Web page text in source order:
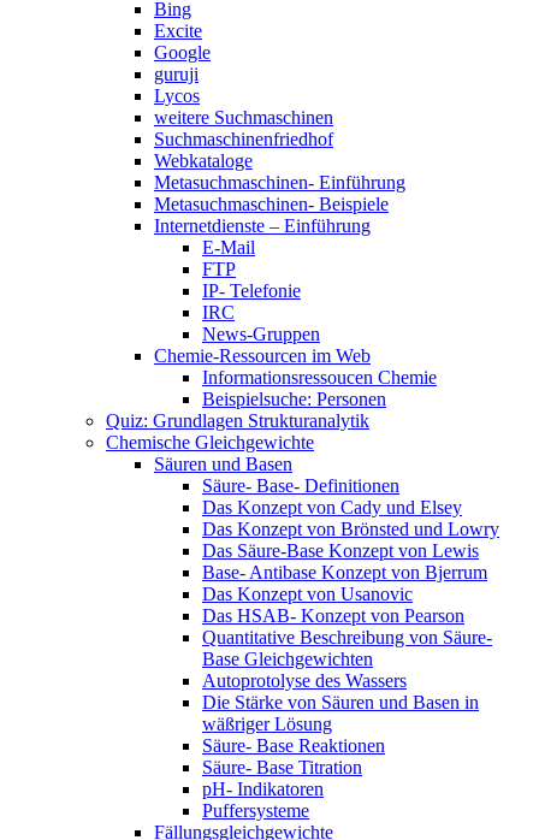
Bing
Excite
Google
guruji
Lycos
weitere Suchmaschinen
Suchmaschinenfriedhof
Webkataloge
Metasuchmaschinen- Einführung
Metasuchmaschinen- Beispiele
Internetdienste – Einführung
E-Mail
FTP
IP- Telefonie
IRC
News-Gruppen
Chemie-Ressourcen im Web
Informationsressoucen Chemie
Beispielsuche: Personen
Quiz: Grundlagen Strukturanalytik
Chemische Gleichgewichte
Säuren und Basen
Säure- Base- Definitionen
Das Konzept von Cady und Elsey
Das Konzept von Brönsted und Lowry
Das Säure-Base Konzept von Lewis
Base- Antibase Konzept von Bjerrum
Das Konzept von Usanovic
Das HSAB- Konzept von Pearson
Quantitative Beschreibung von Säure-
Base Gleichgewichten
Autoprotolyse des Wassers
Die Stärke von Säuren und Basen in
wäßriger Lösung
Säure- Base Reaktionen
Säure- Base Titration
pH- Indikatoren
Puffersysteme
Fällungsgleichgewichte